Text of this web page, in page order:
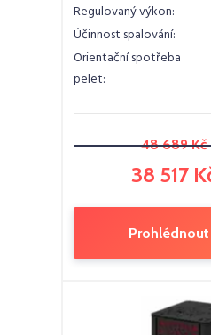
Regulovaný výkon:
Účinnost spalování:
Orientační spotřeba
pelet:
48 689 Kč
38 517